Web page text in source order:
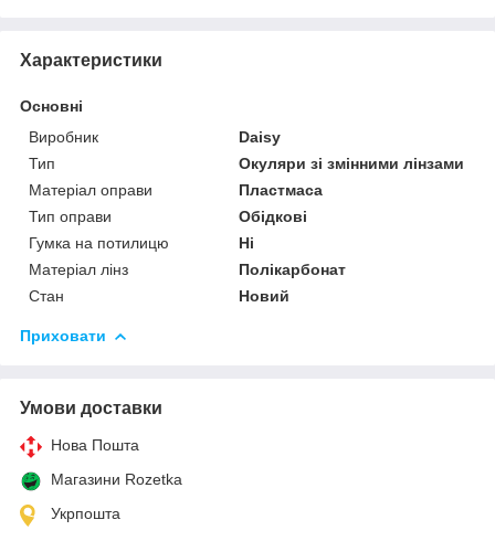
Характеристики
Основні
Виробник
Daisy
Тип
Окуляри зі змінними лінзами
Матеріал оправи
Пластмаса
Тип оправи
Обідкові
Гумка на потилицю
Ні
Матеріал лінз
Полікарбонат
Стан
Новий
Приховати
Умови доставки
Нова Пошта
Магазини Rozetka
Укрпошта